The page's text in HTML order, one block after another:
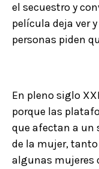
el secuestro y
película deja ver
personas piden
En pleno siglo
porque las
que afectan a un
de la mujer,
algunas mujeres